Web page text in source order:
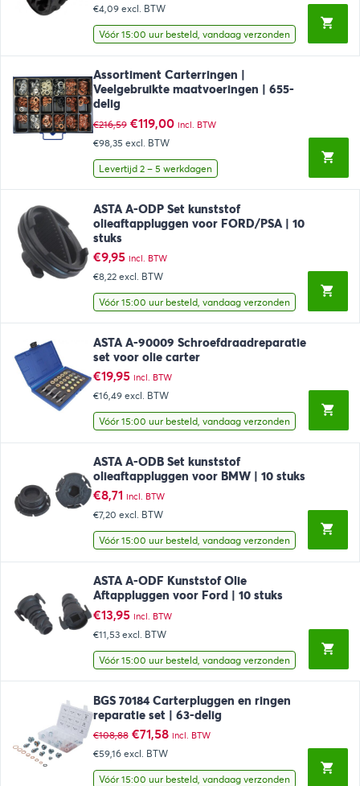
€4,09 excl. BTW
Vóór 15:00 uur besteld, vandaag verzonden
Assortiment Carterringen |
Veelgebruikte maatvoeringen | 655-
delig
€216,59 Oorspronkelijke
prijs
was:
€216,59.
€119,00Huidige
€119,00.
incl. BTW
€98,35 excl. BTW
Levertijd 2 – 5 werkdagen
ASTA A-ODP Set kunststof
olieaftappluggen voor FORD/PSA | 10
stuks
€9,95 incl. BTW
€8,22 excl. BTW
Vóór 15:00 uur besteld, vandaag verzonden
ASTA A-90009 Schroefdraadreparatie
set voor olie carter
€19,95 incl. BTW
€16,49 excl. BTW
Vóór 15:00 uur besteld, vandaag verzonden
ASTA A-ODB Set kunststof
olieaftappluggen voor BMW | 10 stuks
€8,71 incl. BTW
€7,20 excl. BTW
Vóór 15:00 uur besteld, vandaag verzonden
ASTA A-ODF Kunststof Olie
Aftappluggen voor Ford | 10 stuks
€13,95 incl. BTW
€11,53 excl. BTW
Vóór 15:00 uur besteld, vandaag verzonden
BGS 70184 Carterpluggen en ringen
reparatie set | 63-delig
€108,88 Oorspronkelijke
prijs
was:
€108,88.
€71,58Huidige
prijs
€71,58.
incl. BTW
€59,16 excl. BTW
Vóór 15:00 uur besteld, vandaag verzonden